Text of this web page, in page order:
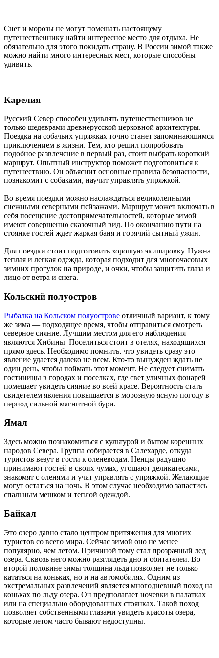
Снег и морозы не могут помешать настоящему
путешественнику найти интересное место для отдыха. Не
обязательно для этого покидать страну. В России зимой также
можно найти много интересных мест, которые способны
удивить.
Карелия
Русский Север способен удивлять путешественников не
только шедеврами древнерусской церковной архитектуры.
Поездка на собачьих упряжках точно станет запоминающимся
приключением в жизни. Тем, кто решил попробовать
подобное развлечение в первый раз, стоит выбрать короткий
маршрут. Опытный инструктор поможет подготовиться к
путешествию. Он объяснит основные правила безопасности,
познакомит с собаками, научит управлять упряжкой.
Во время поездки можно наслаждаться великолепными
снежными северными пейзажами. Маршрут может включать в
себя посещение достопримечательностей, которые зимой
имеют совершенно сказочный вид. По окончанию пути на
стоянке гостей ждет жаркая баня и горячий сытный ужин.
Для поездки стоит подготовить хорошую экипировку. Нужна
теплая и легкая одежда, которая подходит для многочасовых
зимних прогулок на природе, и очки, чтобы защитить глаза и
лицо от ветра и снега.
Кольский полуостров
Рыбалка на Кольском полуострове отличный вариант, к тому
же зима — подходящее время, чтобы отправиться смотреть
северное сияние. Лучшим местом для его наблюдения
являются Хибины. Поселиться стоит в отелях, находящихся
прямо здесь. Необходимо помнить, что увидеть сразу это
явление удается далеко не всем. Кто-то вынужден ждать не
один день, чтобы поймать этот момент. Не следует снимать
гостиницы в городах и поселках, где свет уличных фонарей
помешает увидеть сияние во всей красе. Вероятность стать
свидетелем явления повышается в морозную ясную погоду в
период сильной магнитной бури.
Ямал
Здесь можно познакомиться с культурой и бытом коренных
народов Севера. Группа собирается в Салехарде, откуда
туристов везут в гости к оленеводам. Ненцы радушно
принимают гостей в своих чумах, угощают деликатесами,
знакомят с оленями и учат управлять с упряжкой. Желающие
могут остаться на ночь. В этом случае необходимо запастись
спальным мешком и теплой одеждой.
Байкал
Это озеро давно стало центром притяжения для многих
туристов со всего мира. Сейчас зимой оно не менее
популярно, чем летом. Причиной тому стал прозрачный лед
озера. Сквозь него можно разглядеть дно и обитателей. Во
второй половине зимы толщина льда позволяет не только
кататься на коньках, но и на автомобилях. Одним из
экстремальных развлечений является многодневный поход на
коньках по льду озера. Он предполагает ночевки в палатках
или на специально оборудованных стоянках. Такой поход
позволяет собственными глазами увидеть красоты озера,
которые летом часто бывают недоступны.